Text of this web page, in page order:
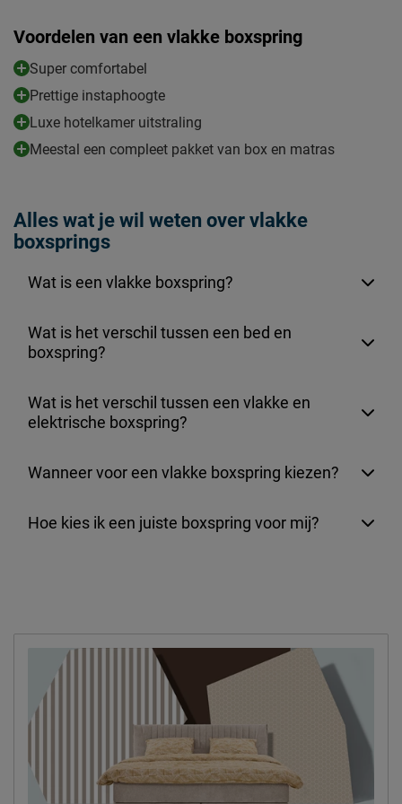
Voordelen van een vlakke boxspring
Super comfortabel
Prettige instaphoogte
Luxe hotelkamer uitstraling
Meestal een compleet pakket van box en matras
Alles wat je wil weten over vlakke
boxsprings
Wat is een vlakke boxspring?
Wat is het verschil tussen een bed en
boxspring?
Wat is het verschil tussen een vlakke en
elektrische boxspring?
Wanneer voor een vlakke boxspring kiezen?
Hoe kies ik een juiste boxspring voor mij?